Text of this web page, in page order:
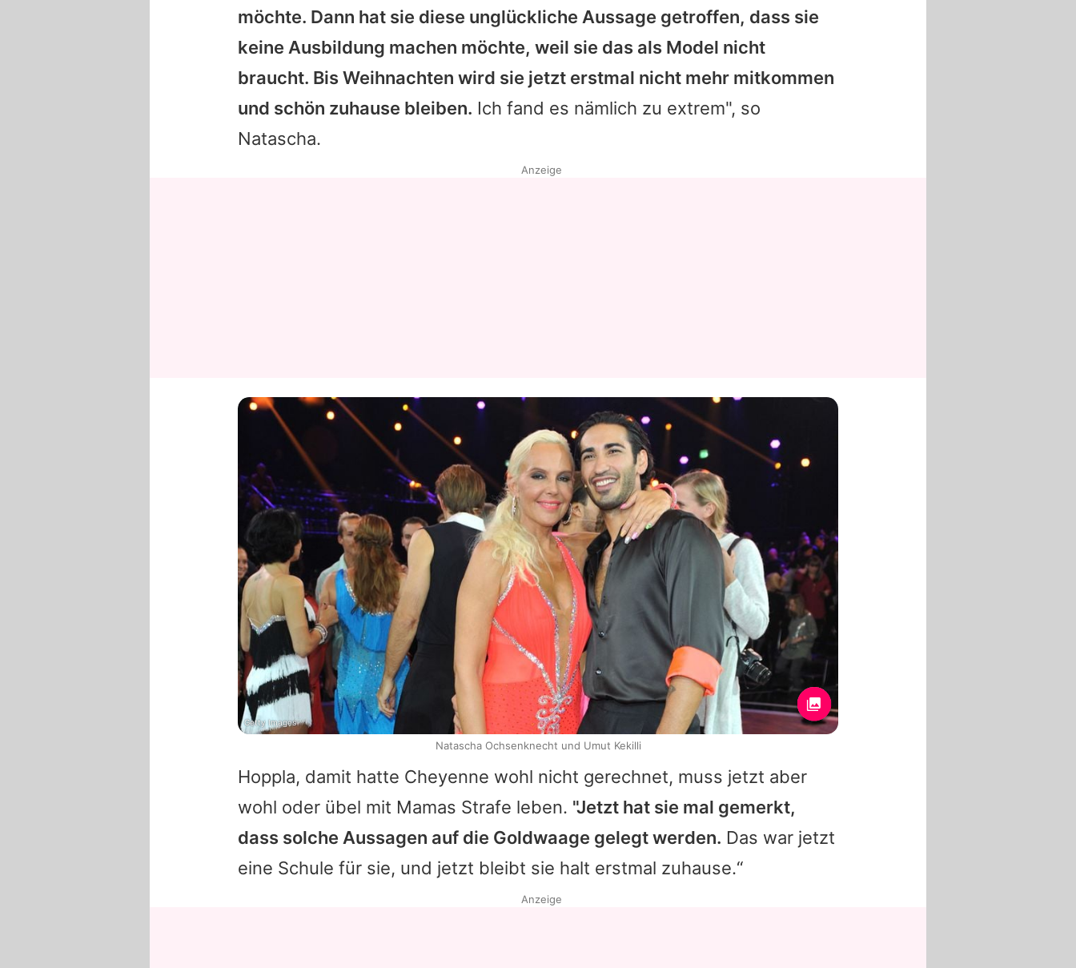
möchte. Dann hat sie diese unglückliche Aussage getroffen, dass sie
keine Ausbildung machen möchte, weil sie das als Model nicht
braucht. Bis Weihnachten wird sie jetzt erstmal nicht mehr mitkommen
und schön zuhause bleiben. Ich fand es nämlich zu extrem", so
Natascha.
Hoppla, damit hatte Cheyenne wohl nicht gerechnet, muss jetzt aber
wohl oder übel mit Mamas Strafe leben. "Jetzt hat sie mal gemerkt,
dass solche Aussagen auf die Goldwaage gelegt werden. Das war jetzt
eine Schule für sie, und jetzt bleibt sie halt erstmal zuhause.“
Anzeige
Getty Images
Natascha Ochsenknecht und Umut Kekilli
Anzeige